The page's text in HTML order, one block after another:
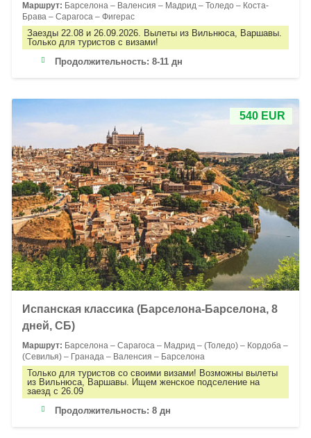
Маршрут: Барселона – Валенсия – Мадрид – Толедо – Коста-
Брава – Сарагоса – Фигерас
Заезды 22.08 и 26.09.2026. Вылеты из Вильнюса, Варшавы.
Только для туристов с визами!
Продолжительность: 8-11 дн
540 EUR
Испанская классика (Барселона-Барселона, 8
дней, СБ)
Маршрут: Барселона – Сарагоса – Мадрид – (Толедо) – Кордоба –
(Севилья) – Гранада – Валенсия – Барселона
Только для туристов со своими визами! Возможны вылеты
из Вильнюса, Варшавы. Ищем женское подселение на
заезд с 26.09
Продолжительность: 8 дн